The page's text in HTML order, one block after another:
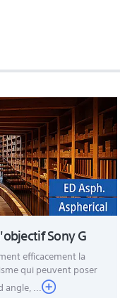
Sony G
efficacement la
qui peuvent poser
angle, ...